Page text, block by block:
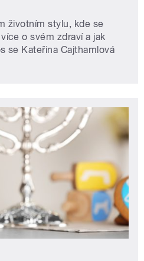
životním stylu, kde se
o svém zdraví a jak
se Kateřina Cajthamlová